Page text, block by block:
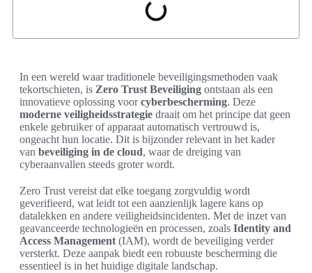
In een wereld waar traditionele beveiligingsmethoden vaak
tekortschieten, is Zero Trust Beveiliging ontstaan als een
innovatieve oplossing voorcyberbescherming. Deze
moderne veiligheidsstrategie draait om het principe dat geen
enkele gebruiker of apparaat automatisch vertrouwd is,
ongeacht hun locatie. Dit is bijzonder relevant in het kader
van beveiliging in de cloud, waar de dreiging van
cyberaanvallen steeds groter wordt.
Zero Trust vereist dat elke toegang zorgvuldig wordt
geverifieerd, wat leidt tot een aanzienlijk lagere kans op
datalekken en andere veiligheidsincidenten. Met de inzet van
geavanceerde technologieën en processen, zoals Identity and
Access Management (IAM), wordt de beveiliging verder
versterkt. Deze aanpak biedt een robuuste bescherming die
essentieel is in het huidige digitale landschap.